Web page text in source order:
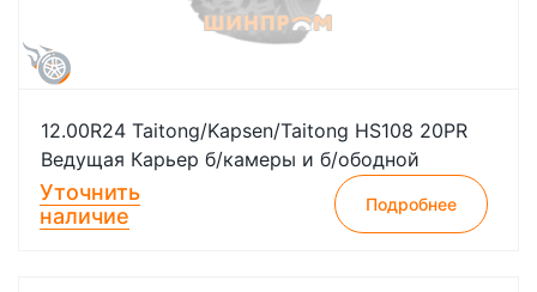
12.00R24 Taitong/Kapsen/Taitong HS108 20PR
Ведущая Карьер б/камеры и б/ободной
Уточнить
наличие
Подробнее